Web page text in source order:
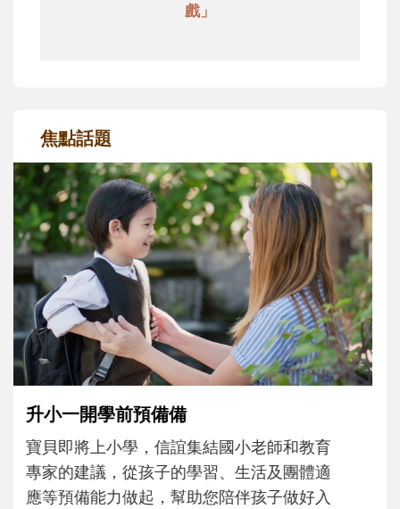
戲」
焦點話題
和孩子一起長大的那個男人│讀懂父親的
不同模樣
沒有人天生就擅長當爸爸！男人總是在一次
次「前所未有」的體驗中，跟著孩子一起長